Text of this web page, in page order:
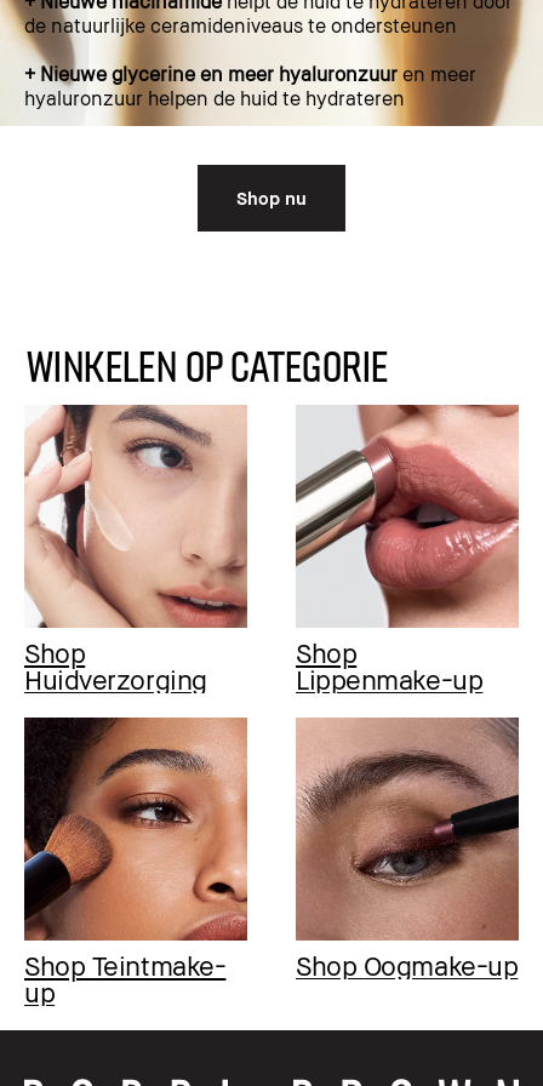
de natuurlijke ceramideniveaus te ondersteunen
+ Nieuwe glycerine en meer hyaluronzuur en meer
hyaluronzuur helpen de huid te hydrateren
Shop nu
WINKELEN OP CATEGORIE
Shop
Huidverzorging
Shop
Lippenmake-up
Shop Teintmake-
up
Shop Oogmake-up